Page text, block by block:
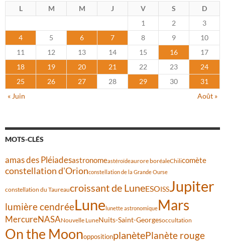
L M M J V S
D
1
2
3
4
5 6 7 8 9
10
11
12 13 14 15 16
17
18
19 20 21 22 23
24
25
26 27 28 29 30
31
« Juin
Août »
MOTS-CLÉS
amas des Pléiadesastronomeastéroïdeaurore boréaleChilicomète
constellation d'Orionconstellation de la Grande Ourse
constellation du Taureaucroissant de LuneESOISSJupiter
lumière cendréeLunelunette astronomiqueMars
MercureNASANouvelle LuneNuits-Saint-Georgesoccultation
On the MoonoppositionplanètePlanète rouge